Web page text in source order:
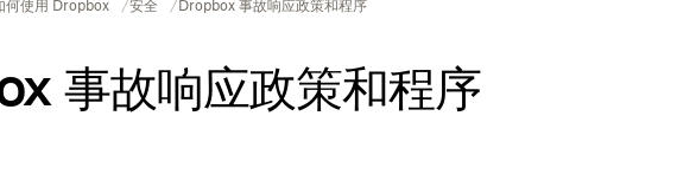
何使用 Dropbox 安全 Dropbox 事故响应政策和程序
事故响应政策和程序